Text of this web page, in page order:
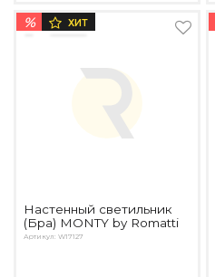
% ХИТ
Настенный светильник
(Бра) MONTY by Romatti
Артикул: W17127